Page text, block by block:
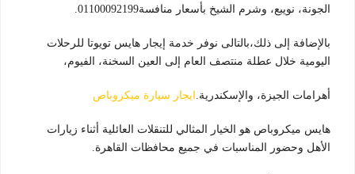
الجونة، نويبع، وشرم الشيخ بأسعار منافسة01100092199.
بالإضافة إلى ذلك،بالتالى نوفر خدمة إيجار هايس تويوتا للرحلات
اليومية خلال عطلة منتصف العام إلى العين السخنة، الفيوم،
أهرامات الجيزة، والإسكندرية. ايجار سيارة ميكروباص
هايس ميكروباص هو الخيار المثالي للتنقلات العائلية أثناء زيارات
الأهل وحضور المناسبات في جميع محافظات القاهرة.